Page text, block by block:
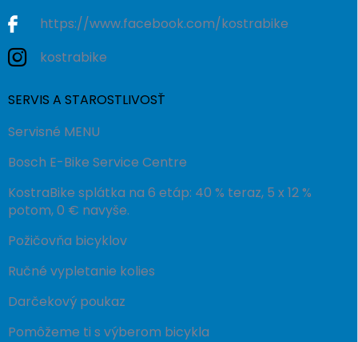
https://www.facebook.com/kostrabike
kostrabike
SERVIS A STAROSTLIVOSŤ
Servisné MENU
Bosch E-Bike Service Centre
KostraBike splátka na 6 etáp: 40 % teraz, 5 x 12 %
potom, 0 € navyše.
Požičovňa bicyklov
Ručné vypletanie kolies
Darčekový poukaz
Pomôžeme ti s výberom bicykla